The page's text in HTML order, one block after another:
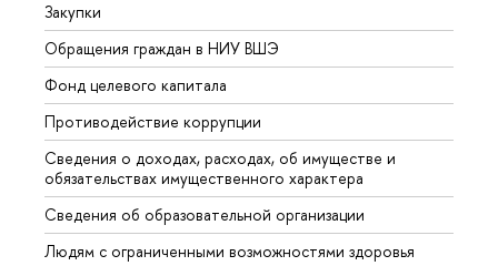
Закупки
Обращения граждан в НИУ ВШЭ
Фонд целевого капитала
Противодействие коррупции
Сведения о доходах, расходах, об имуществе и
обязательствах имущественного характера
Сведения об образовательной организации
Людям с ограниченными возможностями здоровья